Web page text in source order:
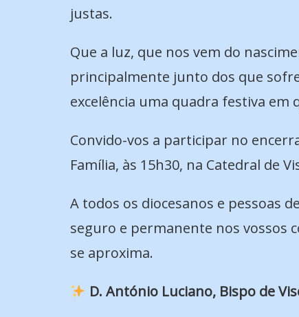
justas.
Que a luz, que nos vem do
principalmente junto dos que
excelência uma quadra festiva em
Convido-vos a participar no
Família, às 15h30, na Catedral de
A todos os diocesanos e pessoas
seguro e permanente nos vossos
se aproxima.
D. António Luciano, Bispo de